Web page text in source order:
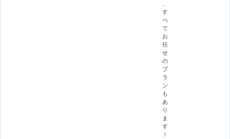
す
べ
て
お
任
せ
の
プ
ラ
ン
も
あ
り
ま
す
！